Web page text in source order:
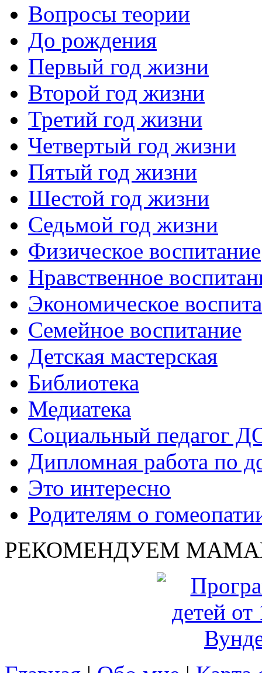
Вопросы теории
До рождения
Первый год жизни
Второй год жизни
Третий год жизни
Четвертый год жизни
Пятый год жизни
Шестой год жизни
Седьмой год жизни
Физическое воспитание
Нравственное
Экономическое
Семейное воспитание
Детская мастерская
Библиотека
Медиатека
Социальный педагог
Дипломная работа по
Это интересно
Родителям о
РЕКОМЕНДУЕМ